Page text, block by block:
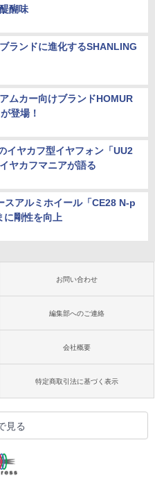
醐味
ランドに進化するSHANLING
ムカー向けブランドHOMUR
登場！
イヤカフ型イヤフォン「UU2
ヤカフマニアが語る
スアルミホイール「CE28 N-p
に剛性を向上
お問い合わせ
編集部へのご連絡
会社概要
特定商取引法に基づく表示
見る